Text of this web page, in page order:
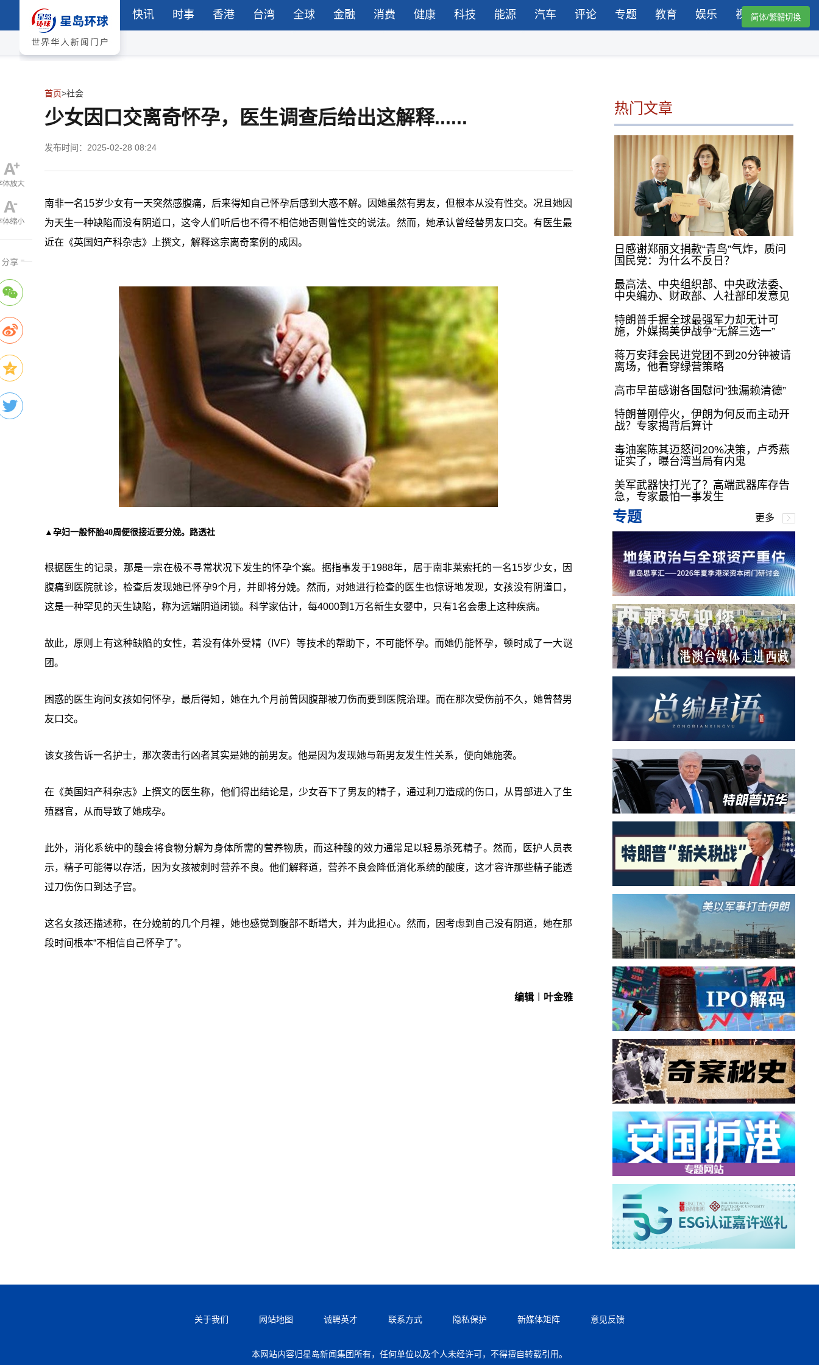
快讯 时事 香港 台湾 全球 金融 消费 健康 科技 能源 汽车 评论 专题 教育 娱乐 视频简体/繁體切換
首页>社会
少女因口交离奇怀孕，医生调查后给出这解释......
发布时间：2025-02-28 08:24
南非一名15岁少女有一天突然感腹痛，后来得知自己怀孕后感到大惑不解。因她虽然有男友，但根本从没有性交。况且她因
为天生一种缺陷而没有阴道口，这令人们听后也不得不相信她否则曾性交的说法。然而，她承认曾经替男友口交。有医生最
近在《英国妇产科杂志》上撰文，解释这宗离奇案例的成因。
▲孕妇一般怀胎40周便很接近要分娩。路透社
根据医生的记录，那是一宗在极不寻常状况下发生的怀孕个案。据指事发于1988年，居于南非莱索托的一名15岁少女，因
腹痛到医院就诊，检查后发现她已怀孕9个月，并即将分娩。然而，对她进行检查的医生也惊讶地发现，女孩没有阴道口，
这是一种罕见的天生缺陷，称为远端阴道闭锁。科学家估计，每4000到1万名新生女婴中，只有1名会患上这种疾病。
故此，原则上有这种缺陷的女性，若没有体外受精（IVF）等技术的帮助下，不可能怀孕。而她仍能怀孕，顿时成了一大谜
团。
困惑的医生询问女孩如何怀孕，最后得知，她在九个月前曾因腹部被刀伤而要到医院治理。而在那次受伤前不久，她曾替男
友口交。
该女孩告诉一名护士，那次袭击行凶者其实是她的前男友。他是因为发现她与新男友发生性关系，便向她施袭。
在《英国妇产科杂志》上撰文的医生称，他们得出结论是，少女吞下了男友的精子，通过利刀造成的伤口，从胃部进入了生
殖器官，从而导致了她成孕。
此外，消化系统中的酸会将食物分解为身体所需的营养物质，而这种酸的效力通常足以轻易杀死精子。然而，医护人员表
示，精子可能得以存活，因为女孩被刺时营养不良。他们解释道，营养不良会降低消化系统的酸度，这才容许那些精子能透
过刀伤伤口到达子宫。
这名女孩还描述称，在分娩前的几个月裡，她也感觉到腹部不断增大，并为此担心。然而，因考虑到自己没有阴道，她在那
段时间根本“不相信自己怀孕了”。
编辑︱叶金雅
热门文章
日感谢郑丽文捐款“青鸟”气炸，质问
国民党：为什么不反日？
最高法、中央组织部、中央政法委、
中央编办、财政部、人社部印发意见
特朗普手握全球最强军力却无计可
施，外媒揭美伊战争“无解三选一”
蒋万安拜会民进党团不到20分钟被请
离场，他看穿绿营策略
高市早苗感谢各国慰问“独漏赖清德”
特朗普刚停火，伊朗为何反而主动开
战？专家揭背后算计
毒油案陈其迈怒问20%决策，卢秀燕
证实了，曝台湾当局有内鬼
美军武器快打光了？高端武器库存告
急，专家最怕一事发生
专题 更多
关于我们 网站地图 诚聘英才 联系方式 隐私保护 新媒体矩阵 意见反馈
本网站内容归星岛新闻集团所有，任何单位以及个人未经许可，不得擅自转载引用。